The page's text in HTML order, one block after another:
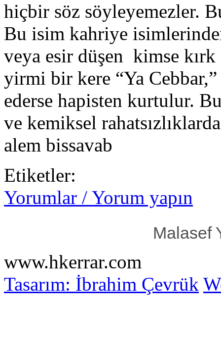
hiçbir söz söyleyemezler.
Bu isim kahriye
veya esir düşen kimse kırk
yirmi bir kere “Ya
ederse hapisten kurtulur.
ve kemiksel
alem bissavab
Etiketler:
Yorumlar / Yorum yapın
Malasef
www.hkerrar.com
Tasarım: İbrahim Çevrük